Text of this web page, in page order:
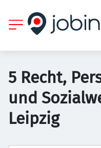
5 Recht,
und
Leipzig